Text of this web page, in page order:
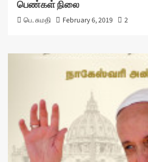
பெண்கள் நிலை
பெ. சுமதி February 6, 2019 2